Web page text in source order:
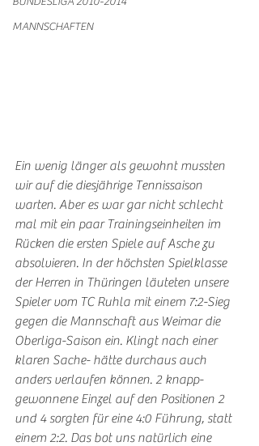
MANNSCHAFTEN
Ein wenig länger als gewohnt mussten
wir auf die diesjährige Tennissaison
warten. Aber es war gar nicht schlecht
mal mit ein paar Trainingseinheiten im
Rücken die ersten Spiele auf Asche zu
absolvieren. In der höchsten Spielklasse
der Herren in Thüringen läuteten unsere
Spieler vom TC Ruhla mit einem 7:2-Sieg
gegen die Mannschaft aus Weimar die
Oberliga-Saison ein. Klingt nach einer
klaren Sache- hätte durchaus auch
anders verlaufen können. 2 knapp-
gewonnene Einzel auf den Positionen 2
und 4 sorgten für eine 4:0 Führung, statt
einem 2:2. Das bot uns natürlich eine